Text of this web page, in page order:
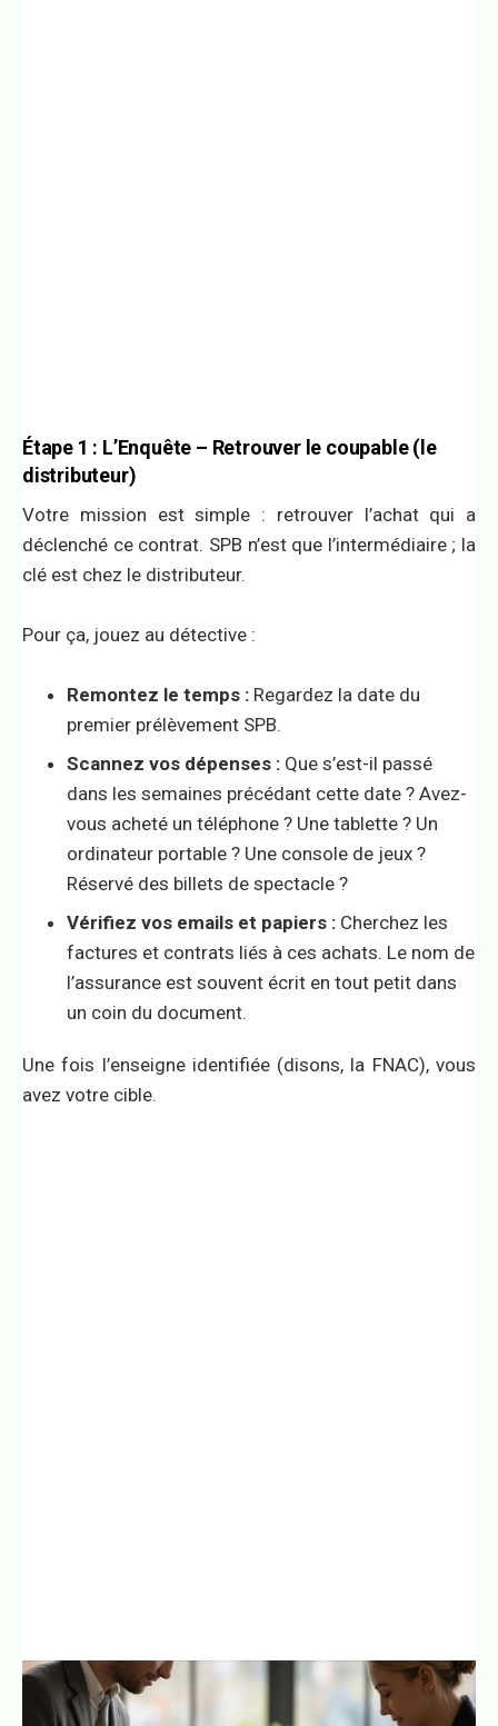
Étape 1 : L’Enquête – Retrouver le coupable (le
distributeur)
Votre mission est simple : retrouver l’achat qui a
déclenché ce contrat. SPB n’est que l’intermédiaire ; la
clé est chez le distributeur.
Pour ça, jouez au détective :
Remontez le temps : Regardez la date du
premier prélèvement SPB.
Scannez vos dépenses : Que s’est-il passé
dans les semaines précédant cette date ? Avez-
vous acheté un téléphone ? Une tablette ? Un
ordinateur portable ? Une console de jeux ?
Réservé des billets de spectacle ?
Vérifiez vos emails et papiers : Cherchez les
factures et contrats liés à ces achats. Le nom de
l’assurance est souvent écrit en tout petit dans
un coin du document.
Une fois l’enseigne identifiée (disons, la FNAC), vous
avez votre cible.